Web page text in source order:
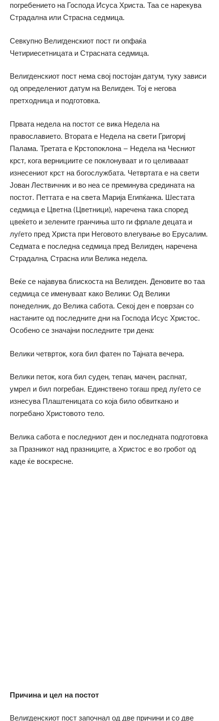
погребението на Господа Исуса Христа. Таа се нарекува
Страдална или Страсна седмица.
Севкупно Велигденскиот пост ги опфаќа
Четириесетницата и Страсната седмица.
Велигденскиот пост нема свој постојан датум, туку зависи
од определениот датум на Велигден. Тој е негова
претходница и подготовка.
Првата недела на постот се вика Недела на
православието. Втората е Недела на свети Григориј
Палама. Третата е Крстопоклона – Недела на Чесниот
крст, кога вернициите се поклонуваат и го целивааат
изнесениот крст на богослужбата. Четвртата е на свети
Јован Лествичник и во неа се преминува средината на
постот. Петтата е на света Марија Египќанка. Шестата
седмица е Цветна (Цветници), наречена така според
цвеќето и зелените гранчиња што ги фрлале децата и
луѓето пред Христа при Неговото влегување во Ерусалим.
Седмата е последна седмица пред Велигден, наречена
Страдална, Страсна или Велика недела.
Веќе се најавува блискоста на Велигден. Деновите во таа
седмица се именуваат како Велики: Од Велики
понеделник, до Велика сабота. Секој ден е поврзан со
настаните од последните дни на Господа Исус Христос.
Особено се значајни последните три дена:
Велики четврток, кога бил фатен по Тајната вечера.
Велики петок, кога бил суден, тепан, мачен, распнат,
умрел и бил погребан. Единствено тогаш пред луѓето се
изнесува Плаштеницата со која било обвиткано и
погребано Христовото тело.
Велика сабота е последниот ден и последната подготовка
за Празникот над празниците, а Христос е во гробот од
каде ќе воскресне.
Причина и цел на постот
Велигденскиот пост започнал од две причини и со две